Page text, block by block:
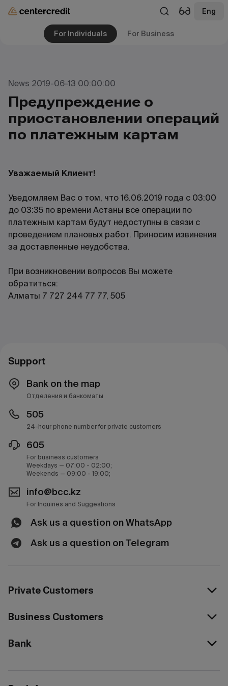
Eng
For Individuals For Business
News 2019-06-13 00:00:00
Предупреждение о
приостановлении операций
по платежным картам
Уважаемый Клиент!
Уведомляем Вас о том, что 16.06.2019 года с 03:00
до 03:35 по времени Астаны все операции по
платежным картам будут недоступны в связи с
проведением плановых работ. Приносим извинения
за доставленные неудобства.
При возникновении вопросов Вы можете
обратиться:
Алматы 7 727 244 77 77, 505
Support
Bank on the map
Отделения и банкоматы
505
24-hour phone number for private customers
605
For business customers
Weekdays — 07:00 - 02:00;
Weekends — 09:00 - 19:00;
info@bcc.kz
For Inquiries and Suggestions
Ask us a question on WhatsApp
Ask us a question on Telegram
Private Customers
Business Customers
Bank